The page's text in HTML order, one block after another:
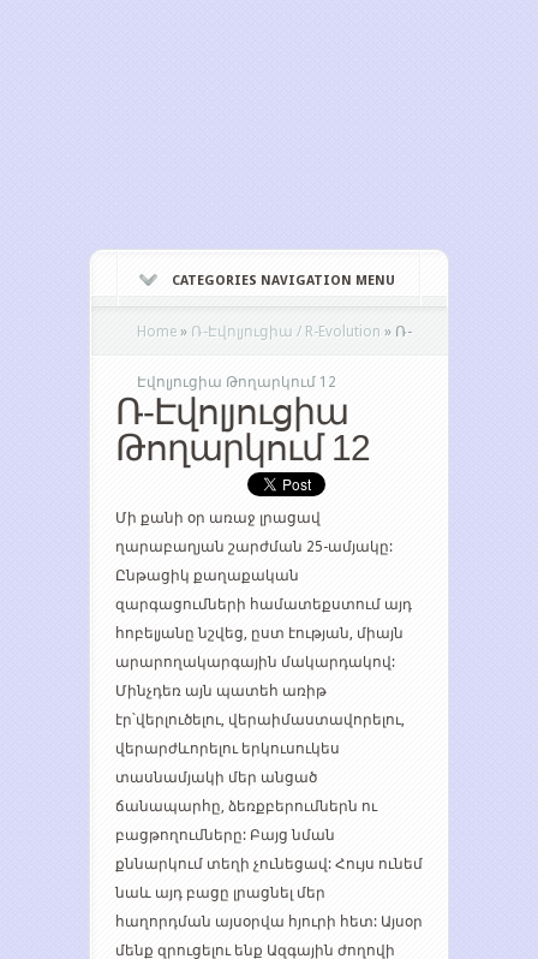
CATEGORIES NAVIGATION MENU
Home » Ռ-Էվոլյուցիա / R-Evolution » Ռ-
Էվոլյուցիա Թողարկում 12
Ռ-Էվոլյուցիա
Թողարկում 12
Մի քանի օր առաջ լրացավ
ղարաբաղյան շարժման 25-ամյակը:
Ընթացիկ քաղաքական
զարգացումների համատեքստում այդ
հոբելյանը նշվեց, ըստ էության, միայն
արարողակարգային մակարդակով:
Մինչդեռ այն պատեհ առիթ
էր՝վերլուծելու, վերաիմաստավորելու,
վերարժևորելու երկուսուկես
տասնամյակի մեր անցած
ճանապարհը, ձեռքբերումներն ու
բացթողումները: Բայց նման
քննարկում տեղի չունեցավ: Հույս ունեմ
նաև այդ բացը լրացնել մեր
հաղորդման այսօրվա հյուրի հետ: Այսօր
մենք զրուցելու ենք Ազգային ժողովի